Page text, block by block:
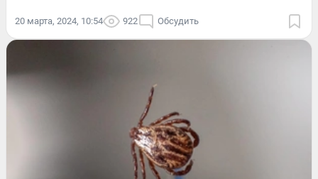
20 марта, 2024, 10:54 922 Обсудить